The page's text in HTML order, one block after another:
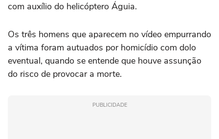
com auxílio do helicóptero Águia.
Os três homens que aparecem no vídeo empurrando
a vítima foram autuados por homicídio com dolo
eventual, quando se entende que houve assunção
do risco de provocar a morte.
PUBLICIDADE